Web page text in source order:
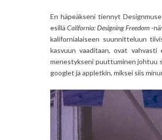
En häpeäkseni tiennyt
esilläCalifornia: Designing Freedom -
kalifornialaiseen suunnitteluun
kasvuun vaaditaan, ovat
menestykseni puuttuminen johtuu
googlet ja appletkin, miksei siis